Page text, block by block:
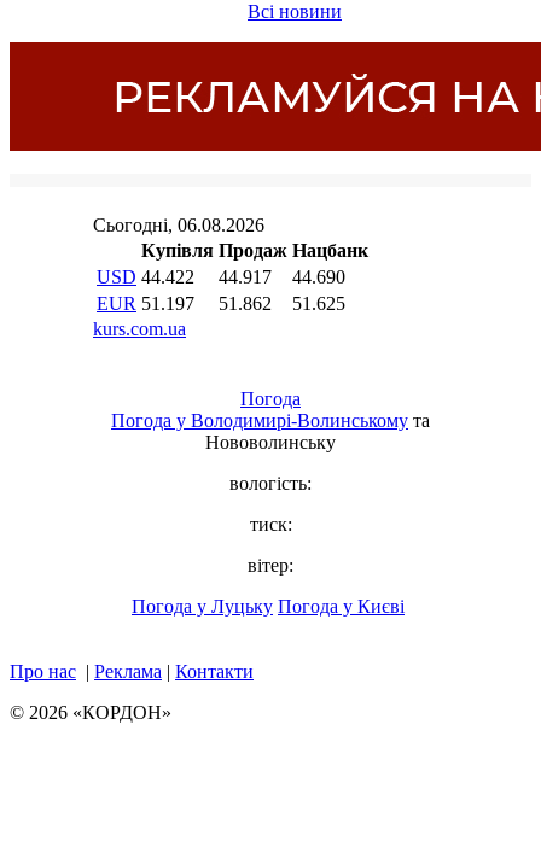
Всі новини
Погода
Погода у Володимирі-Волинському та
Нововолинську
вологість:
тиск:
вітер:
Погода у Луцьку Погода у Києві
Про нас | Реклама | Контакти
© 2026 «КОРДОН»